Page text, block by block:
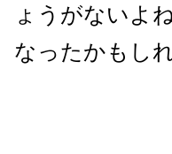
ょうがないよ
なったかもし